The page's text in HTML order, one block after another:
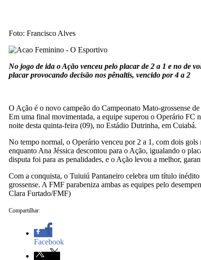
Foto: Francisco Alves
No jogo de ida o Ação venceu pelo placar de 2 a 1 e no de
placar provocando decisão nos pênaltis, vencido por 4 a 2
O Ação é o novo campeão do Campeonato Mato-grossense
Em uma final movimentada, a equipe superou o Operário FC
noite desta quinta-feira (09), no Estádio Dutrinha, em Cuiabá.
No tempo normal, o Operário venceu por 2 a 1, com dois gols
enquanto Ana Jéssica descontou para o Ação, igualando o
disputa foi para as penalidades, e o Ação levou a melhor,
Com a conquista, o Tuiuiú Pantaneiro celebra um título
grossense. A FMF parabeniza ambas as equipes pelo
Clara Furtado/FMF)
Compartilhar:
Facebook